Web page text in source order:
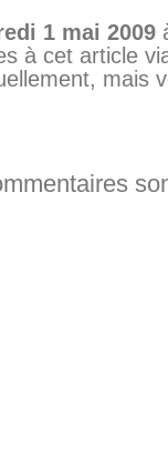
1 mai 2009
à cet article
mais